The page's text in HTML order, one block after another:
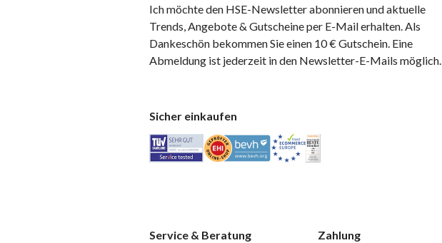
Ich möchte den HSE-Newsletter abonnieren und aktuelle
Trends, Angebote & Gutscheine per E-Mail erhalten. Als
Dankeschön bekommen Sie einen 10 € Gutschein. Eine
Abmeldung ist jederzeit in den Newsletter-E-Mails möglich.
Sicher einkaufen
Service & Beratung Zahlung